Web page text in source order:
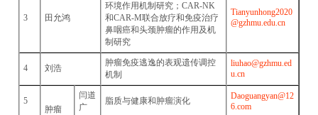
3 田允鸿
环境作用机制研究；CAR-NK
和CAR-M联合放疗和免疫治疗
鼻咽癌和头颈肿瘤的作用及机
制研究
Tianyunhong2020
@gzhmu.edu.cn
4 刘浩
肿瘤免疫逃逸的表观遗传调控
机制
liuhao@gzhmu.ed
u.cn
5
肿瘤
闫道
广
脂质与健康和肿瘤演化
Daoguangyan@12
6.com